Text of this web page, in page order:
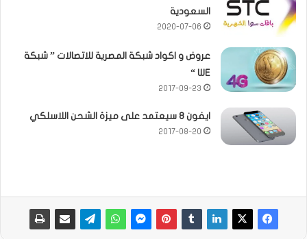
السعودية
2020-07-06
عروض و اكواد شبكة المصرية للاتصالات ” شبكة
WE “
2017-09-23
ايفون 8 سيعتمد على ميزة الشحن اللاسلكي
2017-08-20